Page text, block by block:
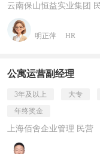
云南保山恒益实业集团
明正萍 HR
公寓运营副经理
3年及以上 大专
年终奖金
上海佰舍企业管理 民营